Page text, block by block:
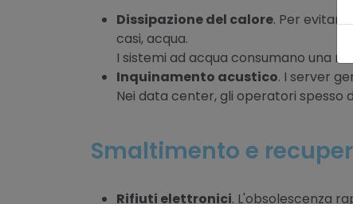
Dissipazione del calore. Per
casi, acqua.
I sistemi ad acqua consumano una
Inquinamento acustico. I server
Nei data center, gli operatori spesso
Smaltimento e
Rifiuti elettronici. L'obsolescenza